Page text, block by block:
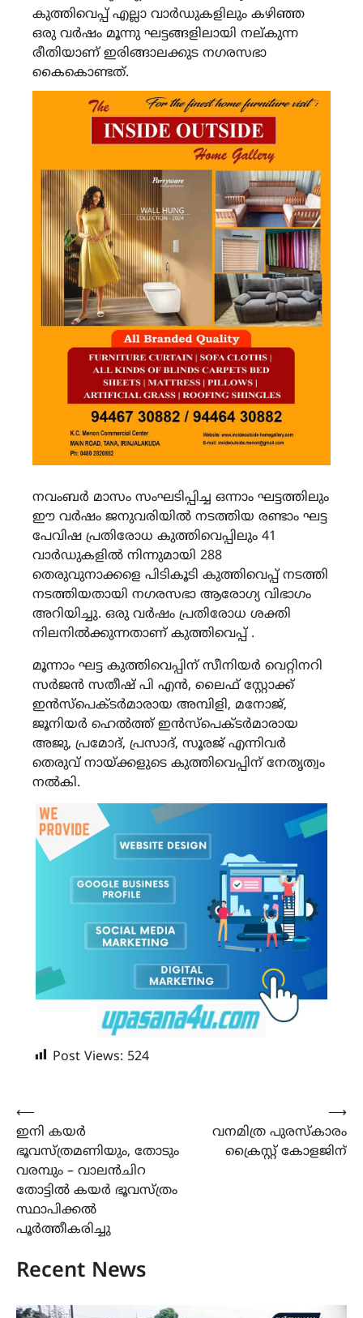
കുത്തിവെപ്പ് എല്ലാ വാർഡുകളിലും കഴിഞ്ഞ
ഒരു വർഷം മൂന്നു ഘട്ടങ്ങളിലായി നല്കുന്ന
രീതിയാണ് ഇരിങ്ങാലക്കുട നഗരസഭാ
കൈകൊണ്ടത്.
നവംബർ മാസം സംഘടിപ്പിച്ച ഒന്നാം ഘട്ടത്തിലും
ഈ വർഷം ജനുവരിയിൽ നടത്തിയ രണ്ടാം ഘട്ട
പേവിഷ പ്രതിരോധ കുത്തിവെപ്പിലും 41
വാർഡുകളിൽ നിന്നുമായി 288
തെരുവുനാക്കളെ പിടികൂടി കുത്തിവെപ്പ് നടത്തി
നടത്തിയതായി നഗരസഭാ ആരോഗ്യ വിഭാഗം
അറിയിച്ചു. ഒരു വർഷം പ്രതിരോധ ശക്തി
നിലനിൽക്കുന്നതാണ് കുത്തിവെപ്പ് .
മൂന്നാം ഘട്ട കുത്തിവെപ്പിന് സീനിയർ വെറ്റിനറി
സർജൻ സതീഷ് പി എൻ, ലൈഫ് സ്റ്റോക്ക്
ഇൻസ്പെക്ടർമാരായ അമ്പിളി, മനോജ്,
ജൂനിയർ ഹെൽത്ത് ഇൻസ്പെക്ടർമാരായ
അജു, പ്രമോദ്, പ്രസാദ്, സൂരജ് എന്നിവർ
തെരുവ് നായ്ക്കളുടെ കുത്തിവെപ്പിന് നേതൃത്വം
നൽകി.
Post Views: 524
Post
navigation
⟵
ഇനി കയർ
ഭൂവസ്ത്രമണിയും, തോടും
വരമ്പും – വാലൻചിറ
തോട്ടിൽ കയർ ഭൂവസ്ത്രം
സ്ഥാപിക്കൽ
പൂർത്തീകരിച്ചു
വനമിത്ര പുരസ്കാരം
ക്രൈസ്റ്റ് കോളജിന്
⟶
Recent News